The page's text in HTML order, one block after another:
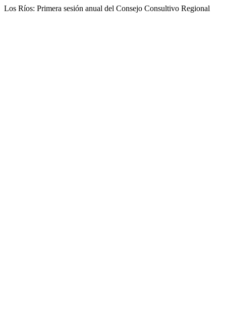
Los Ríos: Primera sesión anual del Consejo Consultivo Regional